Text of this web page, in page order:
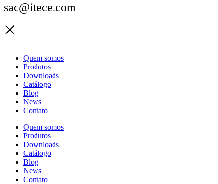
sac@itece.com
Quem somos
Produtos
Downloads
Catálogo
Blog
News
Contato
Quem somos
Produtos
Downloads
Catálogo
Blog
News
Contato